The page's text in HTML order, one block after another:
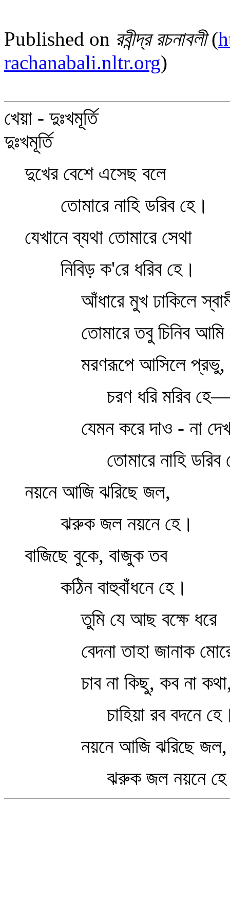
Published on রবীন্দ্র রচনাবলী(
rachanabali.nltr.org)
খেয়া - দুঃখমূর্তি
দুঃখমূর্তি
দুখের বেশে এসেছ বলে
তোমারে নাহি ডরিব হে।
যেখানে ব্যথা তোমারে সেথা
নিবিড় ক'রে ধরিব হে।
আঁধারে মুখ ঢাকিলে
তোমারে তবু চিনিব আমি
মরণরূপে আসিলে প্রভু,
চরণ ধরি মরিব
যেমন করে দাও - না
তোমারে নাহি ডরিব
নয়নে আজি ঝরিছে জল,
ঝরুক জল নয়নে হে।
বাজিছে বুকে, বাজুক তব
কঠিন বাহুবাঁধনে হে।
তুমি যে আছ বক্ষে ধরে
বেদনা তাহা জানাক
চাব না কিছু, কব না
চাহিয়া রব বদনে
নয়নে আজি ঝরিছে জল,
ঝরুক জল নয়নে